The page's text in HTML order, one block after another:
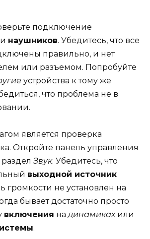
подключение
наушников. Убедитесь, что все
правильно, и нет
или разъемом. Попробуйте
устройства к тому же
что проблема не в
является проверка
Откройте панель управления
разделЗвук. Убедитесь, что
выходной источник
громкости не установлен на
бывает достаточно просто
включения надинамикахили
.